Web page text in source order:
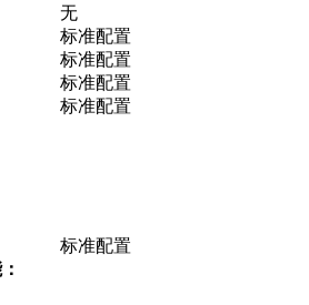
无
标准配置
标准配置
标准配置
标准配置
标准配置